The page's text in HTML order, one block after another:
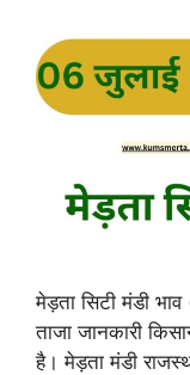
मेड़ता सिटी मंडी
ताजा जानकारी
है। मेड़ता मंडी